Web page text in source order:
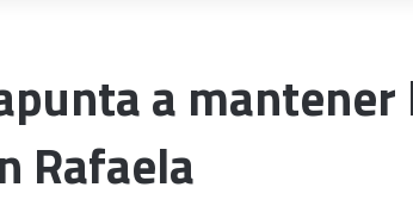
a
Rafaela